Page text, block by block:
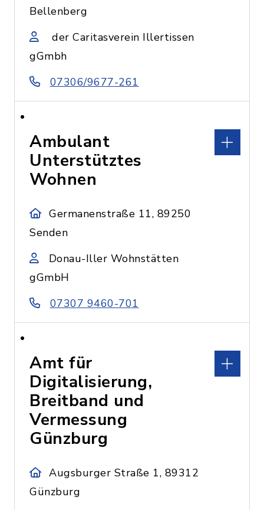
Bellenberg
der Caritasverein Illertissen
gGmbh
07306/9677-261
Ambulant
Unterstütztes
Wohnen
Germanenstraße 11, 89250
Senden
Donau-Iller Wohnstätten
gGmbH
07307 9460-701
Amt für
Digitalisierung,
Breitband und
Vermessung
Günzburg
Augsburger Straße 1, 89312
Günzburg